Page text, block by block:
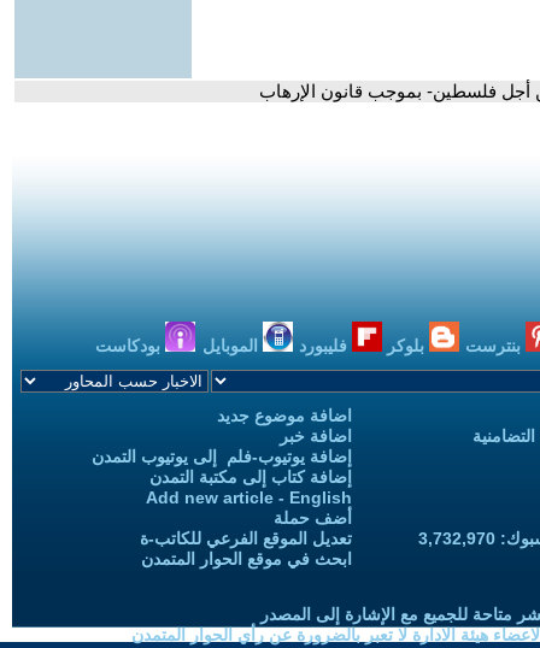
أجل فلسطين- بموجب قانون الإرهاب
بنترست بلوكر فليبورد الموبايل بودكاست
اضافة موضوع جديد
اضافة خبر
إضافة يوتيوب-فلم إلى يوتيوب التمدن
إضافة كتاب إلى مكتبة التمدن
Add new article - English
أضف حملة
تعديل الموقع الفرعي للكاتب-ة
ابحث في موقع الحوار المتمدن
متاحة للجميع مع الإشارة إلى المصدر
هيئة الادارة لا تعبر بالضرورة عن رأي الحوار المتمدن